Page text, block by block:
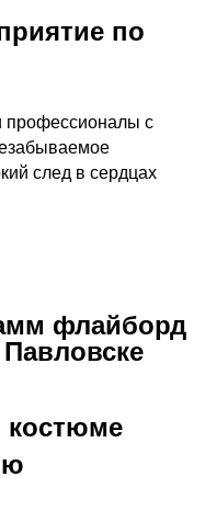
по
профессионалы с
след в сердцах
флайборд